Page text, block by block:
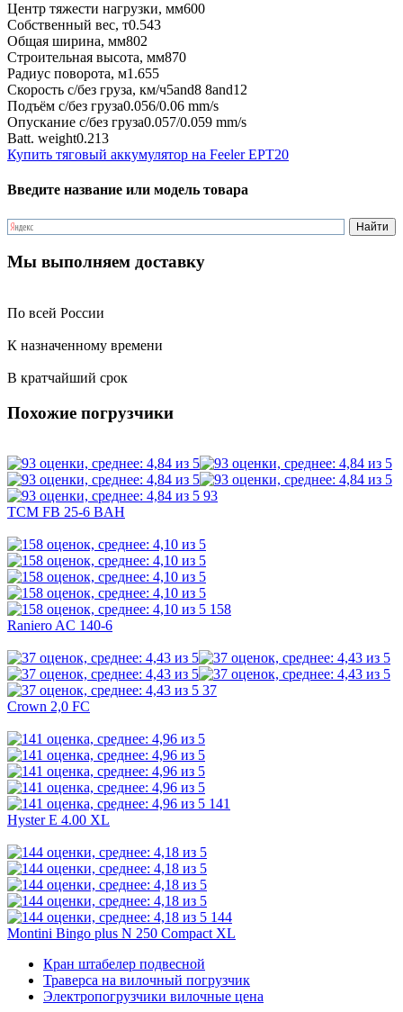
Центр тяжести нагрузки, мм600
Собственный вес, т0.543
Общая ширина, мм802
Строительная высота, мм870
Радиус поворота, м1.655
Скорость с/без груза, км/ч5and8 8and12
Подъём с/без груза0.056/0.06 mm/s
Опускание с/без груза0.057/0.059 mm/s
Batt. weight0.213
Купить тяговый аккумулятор на Feeler EPT20
Введите название или модель товара
Мы выполняем доставку
По всей России
К назначенному времени
В кратчайший срок
Похожие погрузчики
93
TCM FB 25-6 BAH
158
Raniero AC 140-6
37
Crown 2,0 FC
141
Hyster E 4.00 XL
144
Montini Bingo plus N 250 Compact XL
Кран штабелер подвесной
Траверса на вилочный погрузчик
Электропогрузчики вилочные цена